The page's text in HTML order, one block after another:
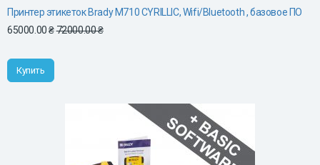
Принтер этикеток Brady M710 CYRILLIC, Wifi/Bluetooth , базовое ПО
65000.00 ₴72000.00 ₴
Купить